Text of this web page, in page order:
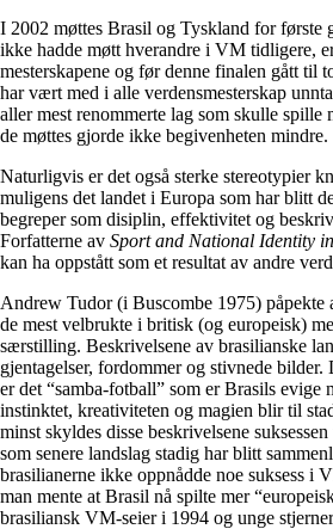
I 2002 møttes Brasil og Tyskland for første
ikke hadde møtt hverandre i VM tidligere,
mesterskapene og før denne finalen gått til
har vært med i alle verdensmesterskap
aller mest renommerte lag som skulle
de møttes gjorde ikke begivenheten mindre.
Naturligvis er det også sterke stereotypier
muligens det landet i Europa som har blitt
begreper som disiplin, effektivitet og
Forfatterne av Sport and National Identity
kan ha oppstått som et resultat av andre
Andrew Tudor (i Buscombe 1975) påpekte
de mest velbrukte i britisk (og europeisk)
særstilling. Beskrivelsene av brasilianske
gjentagelser, fordommer og stivnede
er det “samba-fotball” som er Brasils
instinktet, kreativiteten og magien blir til
minst skyldes disse beskrivelsene
som senere landslag stadig har blitt
brasilianerne ikke oppnådde noe suksess i
man mente at Brasil nå spilte mer
brasiliansk VM-seier i 1994 og unge